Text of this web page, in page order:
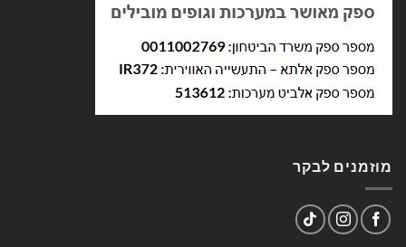
מוזמנים לבקר